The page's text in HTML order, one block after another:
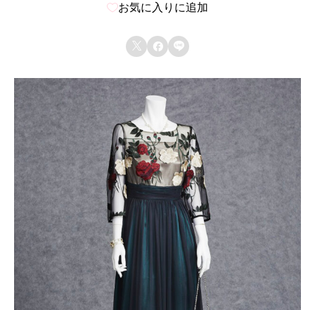
お気に入りに追加
  